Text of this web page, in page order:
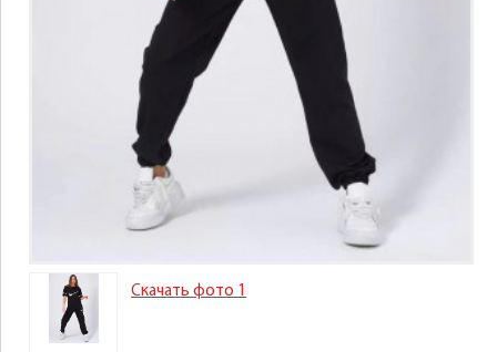
Скачать фото 1